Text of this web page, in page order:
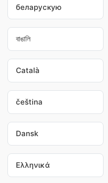
беларускую
বাঙালি
Català
čeština
Dansk
Ελληνικά